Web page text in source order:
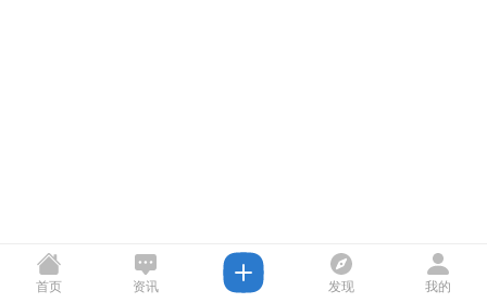
首页 资讯 发现 我的